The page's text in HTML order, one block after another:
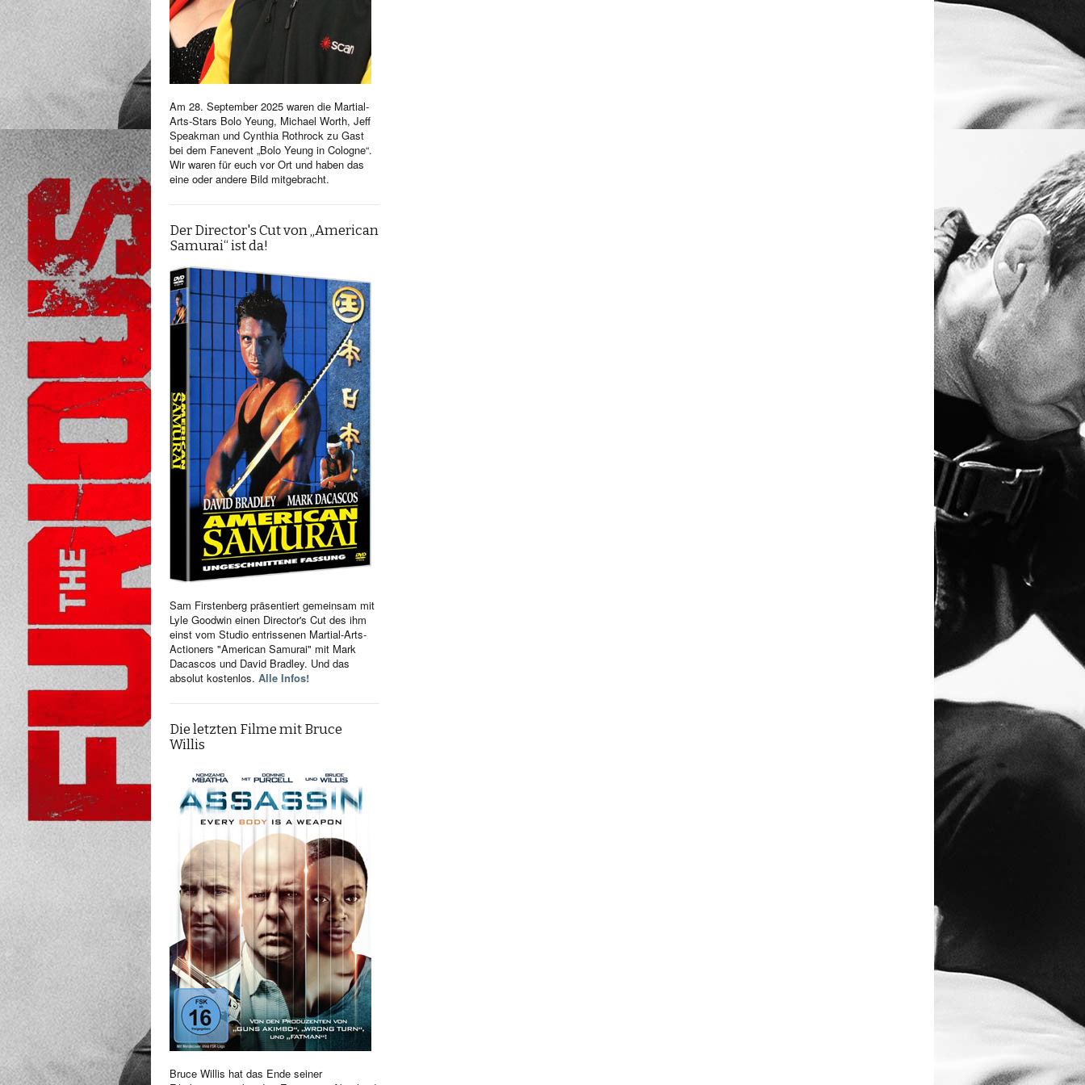
Am 28. September 2025 waren die Martial-
Arts-Stars Bolo Yeung, Michael Worth, Jeff
Speakman und Cynthia Rothrock zu Gast
bei dem Fanevent „Bolo Yeung in Cologne“.
Wir waren für euch vor Ort und haben das
eine oder andere Bild mitgebracht.
Der Director's Cut von „American
Samurai“ ist da!
Sam Firstenberg präsentiert gemeinsam mit
Lyle Goodwin einen Director's Cut des ihm
einst vom Studio entrissenen Martial-Arts-
Actioners "American Samurai" mit Mark
Dacascos und David Bradley. Und das
absolut kostenlos. Alle Infos!
Die letzten Filme mit Bruce
Willis
Bruce Willis hat das Ende seiner